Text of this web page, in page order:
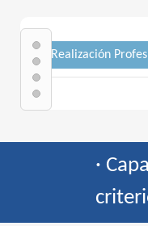
· Realización
·